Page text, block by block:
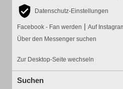
Datenschutz-Einstellungen
Facebook - Fan werden | Auf
Über den Messenger suchen
Zur Desktop-Seite wechseln
Suchen